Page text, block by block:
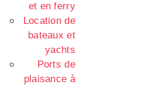
et en ferry
Location de
bateaux et
yachts
Ports de
plaisance à